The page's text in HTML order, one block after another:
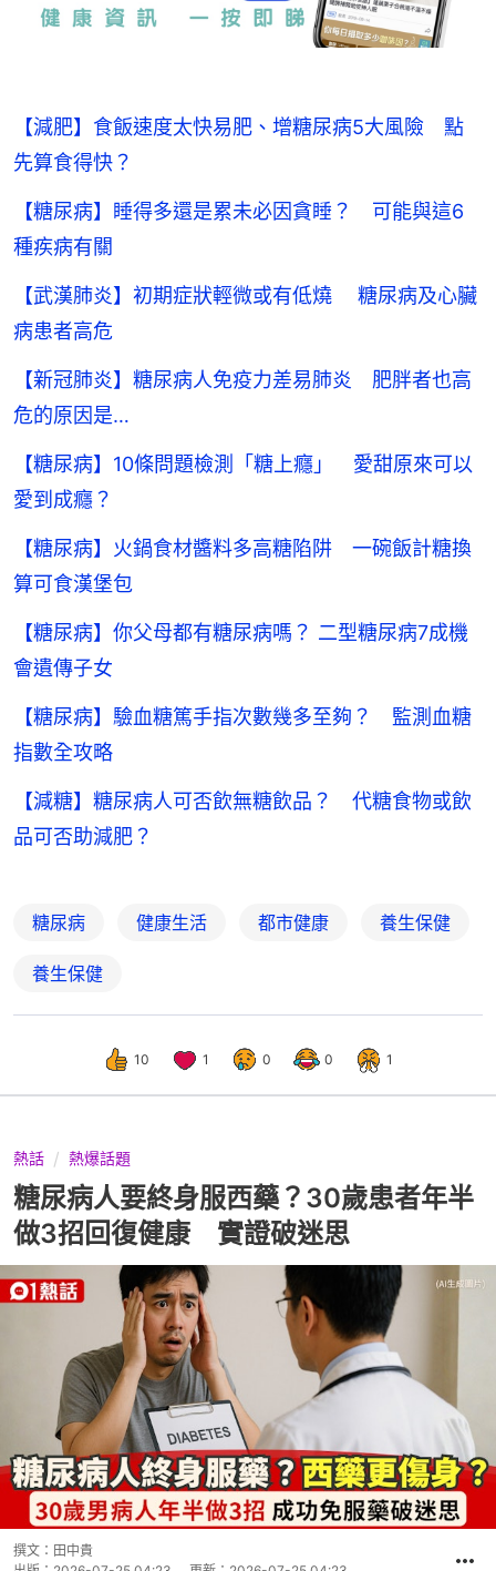
【減肥】食飯速度太快易肥、增糖尿病5大風險 點
先算食得快？
【糖尿病】睡得多還是累未必因貪睡？ 可能與這6
種疾病有關
【武漢肺炎】初期症狀輕微或有低燒 糖尿病及心臟
病患者高危
【新冠肺炎】糖尿病人免疫力差易肺炎 肥胖者也高
危的原因是…
【糖尿病】10條問題檢測「糖上癮」 愛甜原來可以
愛到成癮？
【糖尿病】火鍋食材醬料多高糖陷阱 一碗飯計糖換
算可食漢堡包
【糖尿病】你父母都有糖尿病嗎？ 二型糖尿病7成機
會遺傳子女
【糖尿病】驗血糖篤手指次數幾多至夠？ 監測血糖
指數全攻略
【減糖】糖尿病人可否飲無糖飲品？ 代糖食物或飲
品可否助減肥？
糖尿病 健康生活 都市健康 養生保健
養生保健
10 1 0 0 1
熱話 熱爆話題
糖尿病人要終身服西藥？30歲患者年半
做3招回復健康 實證破迷思
撰文： 田中貴